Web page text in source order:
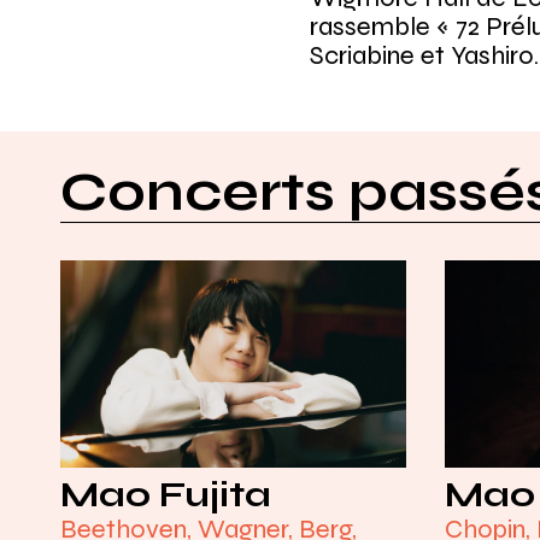
rassemble « 72
Scriabine et Yashiro.
Concerts
Mao Fujita
Beethoven, Wagner, Berg, Chopin,